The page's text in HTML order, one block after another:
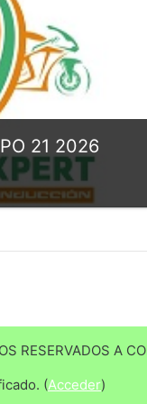
21 2026
RESERVADOS A
(Acceder)